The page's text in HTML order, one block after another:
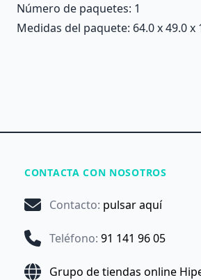
Número de paquetes: 1
Medidas del paquete: 64.0 x 49.0 x
CONTACTA CON NOSOTROS
Contacto: pulsar aquí
Teléfono: 91 141 96 05
Grupo de tiendas online